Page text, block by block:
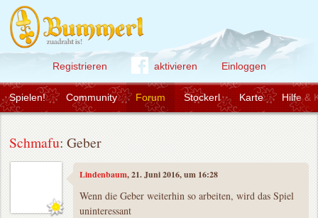
Registrieren aktivieren Einloggen
Community Forum Stockerl Karte Hilfe &
Spielen!
Schmafu: Geber
Lindenbaum, 21. Juni 2016, um 16:28
Wenn die Geber weiterhin so arbeiten, wird das Spiel
uninteressant